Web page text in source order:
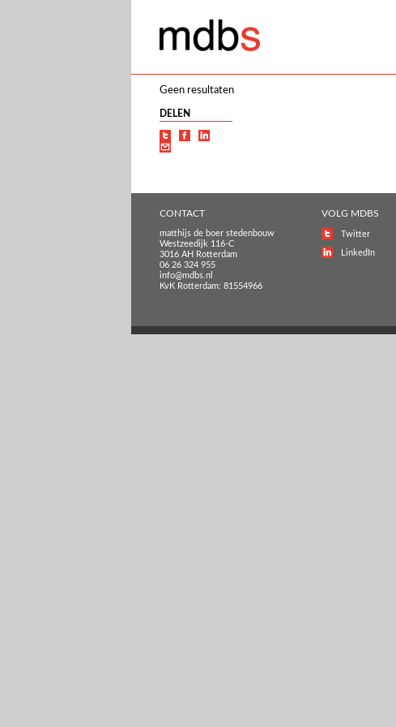
Geen resultaten
DELEN
CONTACT
matthijs de boer stedenbouw
Westzeedijk 116-C
3016 AH Rotterdam
06 26 324 955
info@mdbs.nl
KvK Rotterdam: 81554966
VOLG MDBS
Twitter
LinkedIn